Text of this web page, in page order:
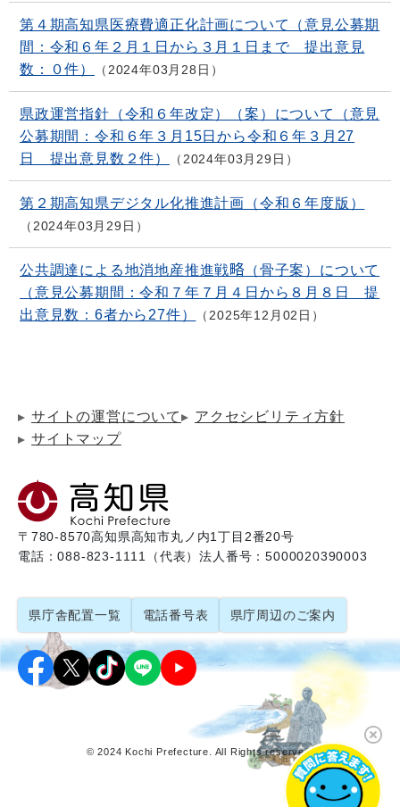
第４期高知県医療費適正化計画について（意見公募期
間：令和６年２月１日から３月１日まで 提出意見
数：０件）
2024年03月28日
県政運営指針（令和６年改定）（案）について（意見
公募期間：令和６年３月15日から令和６年３月27
日 提出意見数２件）
2024年03月29日
第２期高知県デジタル化推進計画（令和６年度版）
2024年03月29日
公共調達による地消地産推進戦略（骨子案）について
（意見公募期間：令和７年７月４日から８月８日 提
出意見数：6者から27件）
2025年12月02日
サイトの運営について
アクセシビリティ方針
サイトマップ
〒780-8570高知県高知市丸ノ内1丁目2番20号
電話：088-823-1111（代表）法人番号：5000020390003
県庁舎配置一覧 電話番号表 県庁周辺のご案内
© 2024 Kochi Prefecture. All Rights reserved.